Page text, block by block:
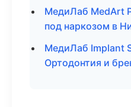
МедиЛаб MedArt
под наркозом в
МедиЛаб Implant
Ортодонтия и